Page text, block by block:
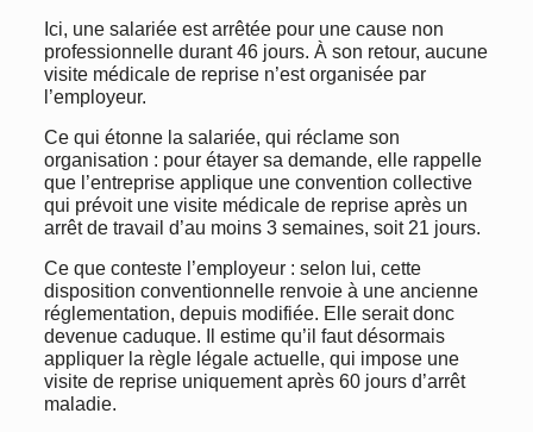
Ici, une salariée est arrêtée pour une cause non
professionnelle durant 46 jours. À son retour, aucune
visite médicale de reprise n’est organisée par
l’employeur.
Ce qui étonne la salariée, qui réclame son
organisation : pour étayer sa demande, elle rappelle
que l’entreprise applique une convention collective
qui prévoit une visite médicale de reprise après un
arrêt de travail d’au moins 3 semaines, soit 21 jours.
Ce que conteste l’employeur : selon lui, cette
disposition conventionnelle renvoie à une ancienne
réglementation, depuis modifiée. Elle serait donc
devenue caduque. Il estime qu’il faut désormais
appliquer la règle légale actuelle, qui impose une
visite de reprise uniquement après 60 jours d’arrêt
maladie.